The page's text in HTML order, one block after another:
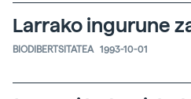
Larrako ingurune
BIODIBERTSITATEA 1993-10-01